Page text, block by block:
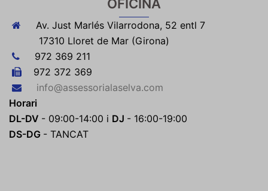
OFICINA
Av. Just Marlés Vilarrodona, 52 entl 7
17310 Lloret de Mar (Girona)
972 369 211
972 372 369
info@assessorialaselva.com
Horari
DL-DV - 09:00-14:00 i DJ - 16:00-19:00
DS-DG - TANCAT